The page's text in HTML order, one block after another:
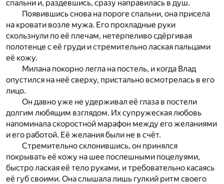
спальни и, раздевшись, сразу направилась в душ.
Появившись снова на пороге спальни, она присела
на кровати возле мужа. Его прохладные руки
скользнули по её плечам, нетерпеливо сдёргивая
полотенце с её груди и стремительно лаская пальцами
её кожу.
Милана покорно легла на постель, и когда Влад
опустился на неё сверху, пристально всмотрелась в его
лицо.
Он давно уже не удерживал её глаза в постели
долгим любящим взглядом. Их супружеская любовь
напоминала скоростной марафон между его желаниями
и его работой. Её желания были не в счёт.
Стремительно склонившись, он принялся
покрывать её кожу на шее поспешными поцелуями,
быстро лаская её тело руками, и требовательно касаясь
её губ своими. Она слышала лишь гулкий ритм своего